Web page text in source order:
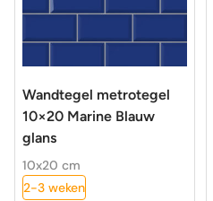
Wandtegel metrotegel
10×20 Marine Blauw
glans
10x20 cm
2-3 weken